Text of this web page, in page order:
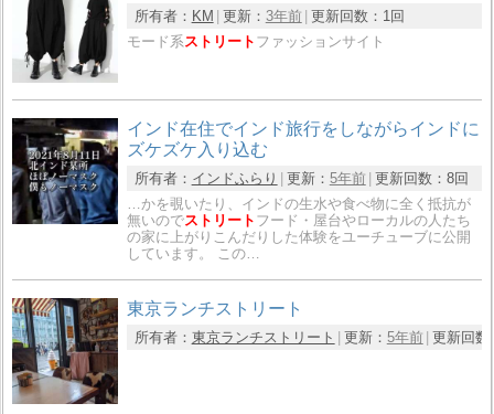
所有者： KM 更新： 3年前 更新回数： 1回
モード系ストリート ファッションサイト
インド在住でインド旅行をしながらインドに
ズケズケ入り込む
所有者： インドふらり 更新： 5年前 更新回数： 8回
…かを覗いたり、インドの生水や食べ物に全く抵抗が
無いのでストリート フード・屋台やローカルの人たち
の家に上がりこんだりした体験をユーチューブに公開
しています。 この…
東京ランチストリート
所有者： 東京ランチストリート 更新： 5年前 更新回数